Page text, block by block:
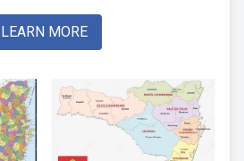
LEARN MORE